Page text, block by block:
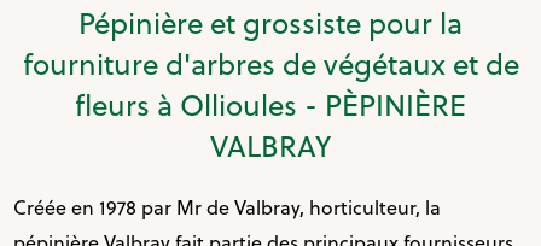
Pépinière et grossiste pour la
fourniture d'arbres de végétaux et de
fleurs à Ollioules - PÈPINIÈRE
VALBRAY
Créée en 1978 par Mr de Valbray, horticulteur, la